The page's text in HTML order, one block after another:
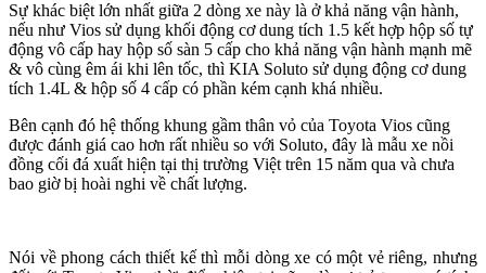
Sự khác biệt lớn nhất giữa 2 dòng xe này là ở khả năng vận hành,
nếu như Vios sử dụng khối động cơ dung tích 1.5 kết hợp hộp số tự
động vô cấp hay hộp số sàn 5 cấp cho khả năng vận hành mạnh mẽ
& vô cùng êm ái khi lên tốc, thì KIA Soluto sử dụng động cơ dung
tích 1.4L & hộp số 4 cấp có phần kém cạnh khá nhiều.
Bên cạnh đó hệ thống khung gầm thân vỏ của Toyota Vios cũng
được đánh giá cao hơn rất nhiều so với Soluto, đây là mẫu xe nồi
đồng cối đá xuất hiện tại thị trường Việt trên 15 năm qua và chưa
bao giờ bị hoài nghi về chất lượng.
Nói về phong cách thiết kế thì mỗi dòng xe có một vẻ riêng, nhưng